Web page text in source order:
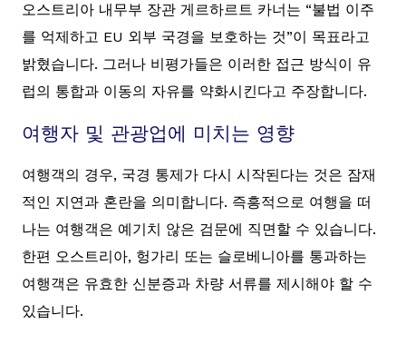
오스트리아 내무부 장관 게르하르트 카너는 “불법 이주
를 억제하고 EU 외부 국경을 보호하는 것”이 목표라고
밝혔습니다. 그러나 비평가들은 이러한 접근 방식이 유
럽의 통합과 이동의 자유를 약화시킨다고 주장합니다.
여행자 및 관광업에 미치는 영향
여행객의 경우, 국경 통제가 다시 시작된다는 것은 잠재
적인 지연과 혼란을 의미합니다. 즉흥적으로 여행을 떠
나는 여행객은 예기치 않은 검문에 직면할 수 있습니다.
한편 오스트리아, 헝가리 또는 슬로베니아를 통과하는
여행객은 유효한 신분증과 차량 서류를 제시해야 할 수
있습니다.